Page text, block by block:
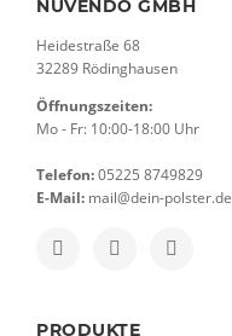
NUVENDO GMBH
Heidestraße 68
32289 Rödinghausen
Öffnungszeiten:
Mo - Fr: 10:00-18:00 Uhr
Telefon:05225 8749829
E-Mail: mail@dein-polster.de
PRODUKTE